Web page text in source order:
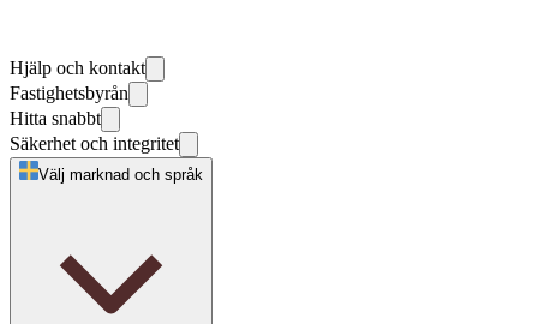
Hjälp och kontakt
Fastighetsbyrån
Hitta snabbt
Säkerhet och integritet
Välj marknad och språk